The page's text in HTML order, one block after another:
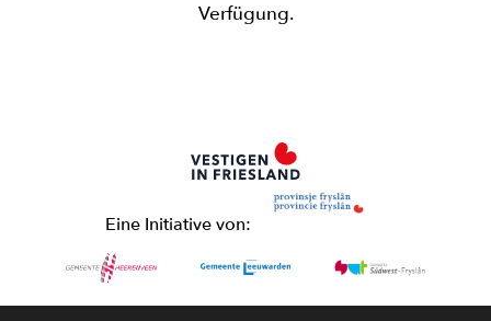
Verfügung.
Eine Initiative von: